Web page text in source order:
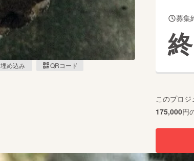
CAMPFIRE for Social Good
CAMPFIRE Creation
CAMPFIREふるさと納税
machi-ya コミュニティ
埋め込み QRコード
募集
このプロジ
175,000円